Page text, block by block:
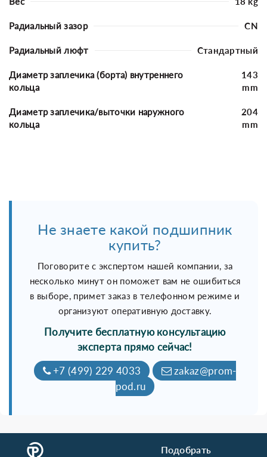
Радиальный зазор CN
Радиальный люфт Стандартный
Диаметр заплечика (борта) внутреннего
кольца
143
mm
Диаметр заплечика/выточки наружного
кольца
204
mm
Не знаете какой подшипник
купить?
Поговорите с экспертом нашей компании, за
несколько минут он поможет вам не ошибиться
в выборе, примет заказ в телефонном режиме и
организуют оперативную доставку.
Получите бесплатную консультацию
эксперта прямо сейчас!
+7 (499) 229 4033
zakaz@prom-
pod.ru
Подобрать